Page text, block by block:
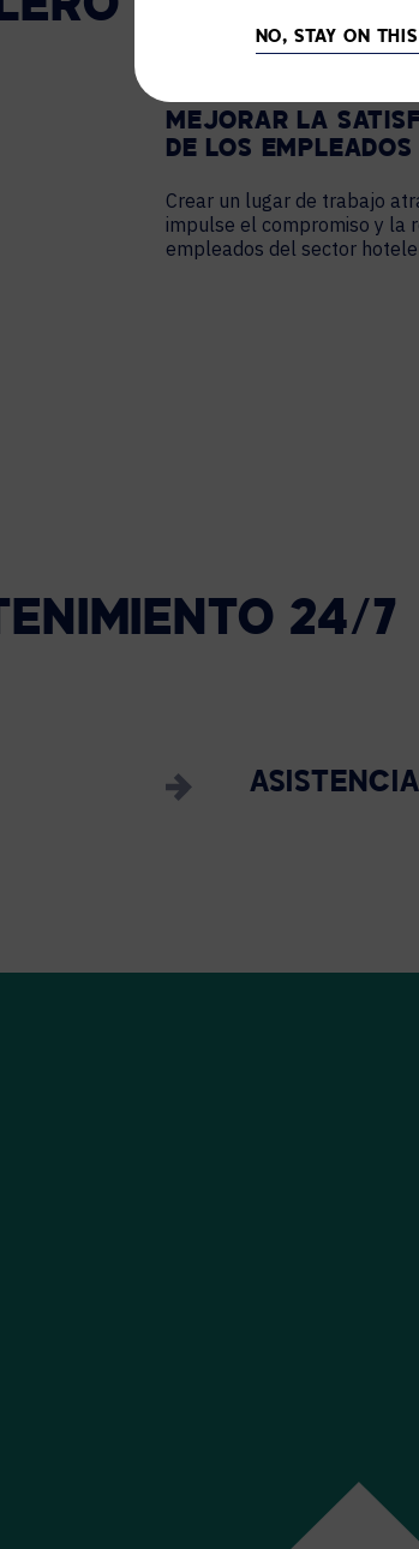
MEJORAR LA
DE LOS EMPLEADOS
Crear un lugar de trabajo
impulse el compromiso y la
empleados del sector
24/7
NO, STAY ON